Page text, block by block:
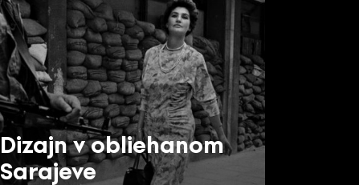
Dizajn v obliehanom
Sarajeve